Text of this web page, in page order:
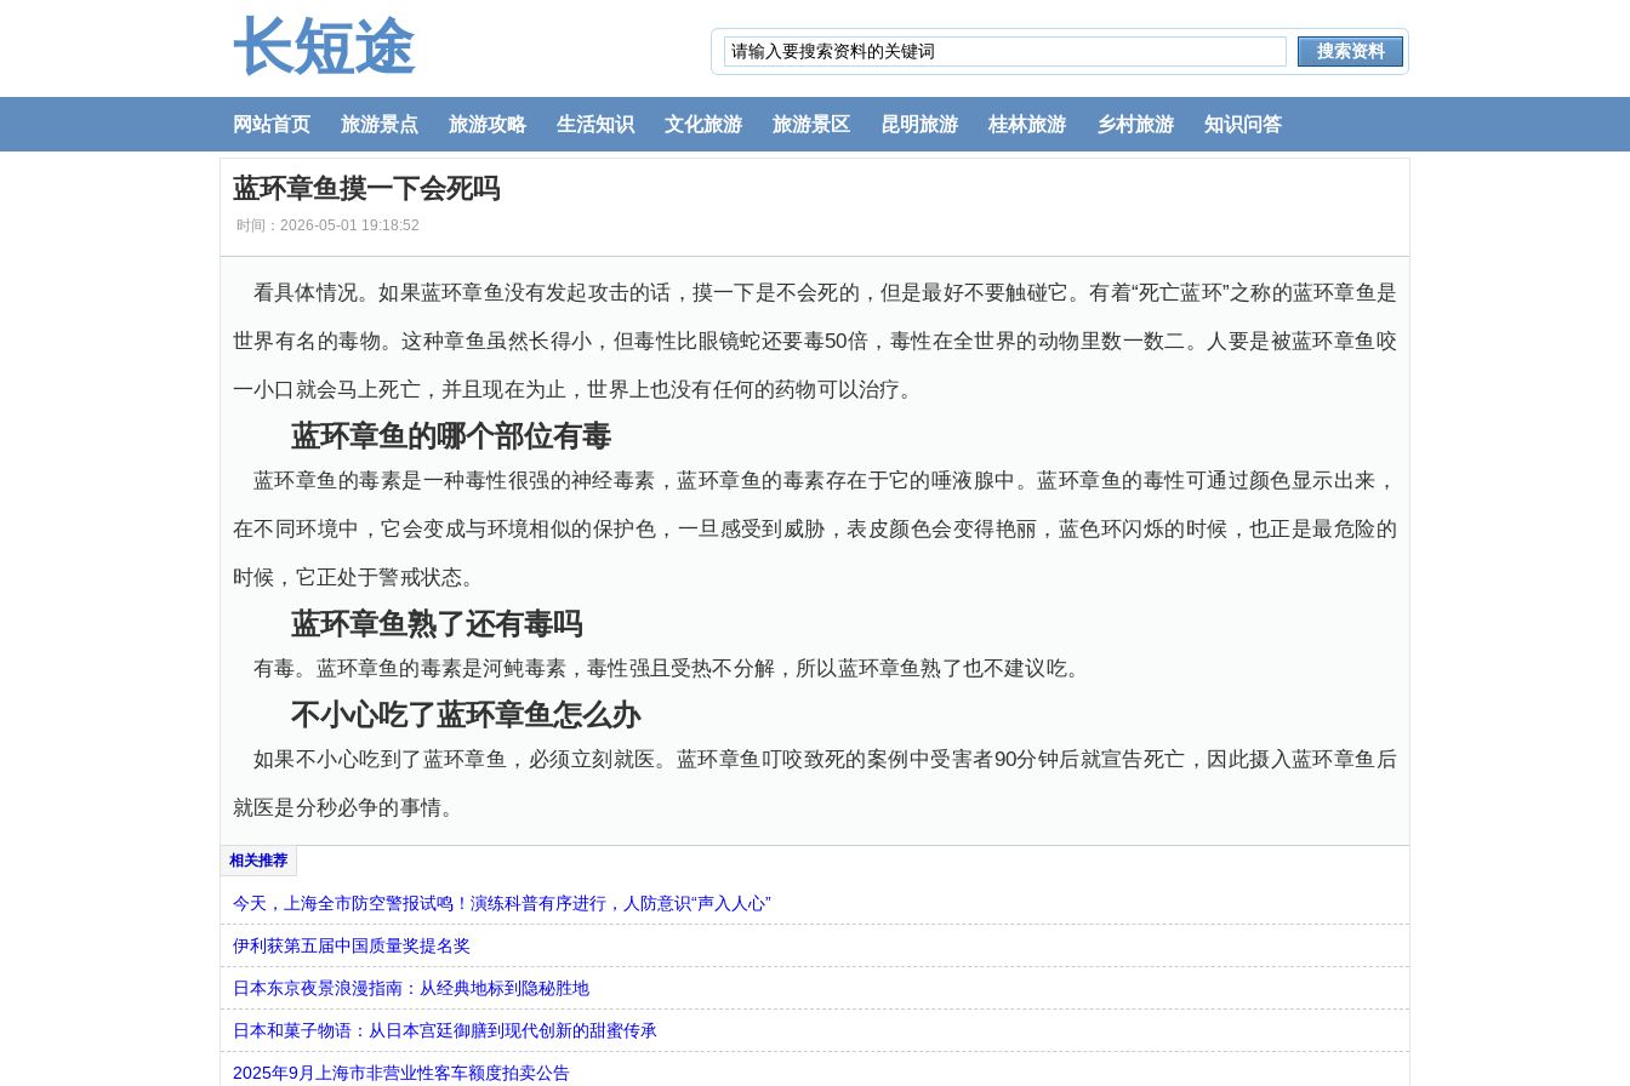
长短途
网站首页 旅游景点 旅游攻略 生活知识 文化旅游 旅游景区 昆明旅游 桂林旅游 乡村旅游 知识问答
蓝环章鱼摸一下会死吗
时间：2026-05-01 19:18:52
看具体情况。如果蓝环章鱼没有发起攻击的话，摸一下是不会死的，但是最好不要触碰它。有着“死亡蓝环”之称的蓝环章鱼是
世界有名的毒物。这种章鱼虽然长得小，但毒性比眼镜蛇还要毒50倍，毒性在全世界的动物里数一数二。人要是被蓝环章鱼咬
一小口就会马上死亡，并且现在为止，世界上也没有任何的药物可以治疗。
蓝环章鱼的哪个部位有毒
蓝环章鱼的毒素是一种毒性很强的神经毒素，蓝环章鱼的毒素存在于它的唾液腺中。蓝环章鱼的毒性可通过颜色显示出来，
在不同环境中，它会变成与环境相似的保护色，一旦感受到威胁，表皮颜色会变得艳丽，蓝色环闪烁的时候，也正是最危险的
时候，它正处于警戒状态。
蓝环章鱼熟了还有毒吗
有毒。蓝环章鱼的毒素是河鲀毒素，毒性强且受热不分解，所以蓝环章鱼熟了也不建议吃。
不小心吃了蓝环章鱼怎么办
如果不小心吃到了蓝环章鱼，必须立刻就医。蓝环章鱼叮咬致死的案例中受害者90分钟后就宣告死亡，因此摄入蓝环章鱼后
就医是分秒必争的事情。
今天，上海全市防空警报试鸣！演练科普有序进行，人防意识“声入人心”
伊利获第五届中国质量奖提名奖
日本东京夜景浪漫指南：从经典地标到隐秘胜地
日本和菓子物语：从日本宫廷御膳到现代创新的甜蜜传承
2025年9月上海市非营业性客车额度拍卖公告